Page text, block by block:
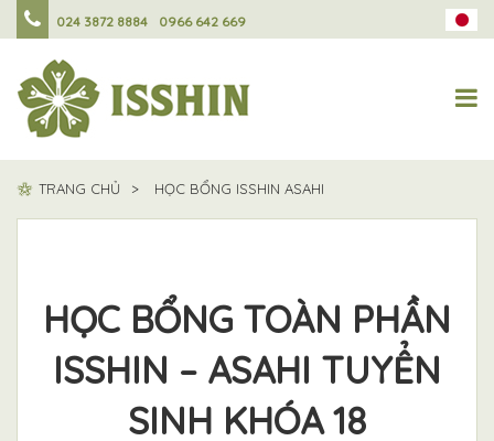
024 3872 8884 0966 642 669
TRANG CHỦ HỌC BỔNG ISSHIN ASAHI
HỌC BỔNG TOÀN PHẦN
ISSHIN – ASAHI TUYỂN
SINH KHÓA 18